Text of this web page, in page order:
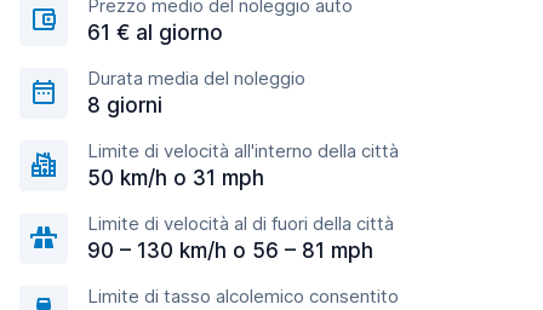
Prezzo medio del noleggio auto
61 € al giorno
Durata media del noleggio
8 giorni
Limite di velocità all'interno della città
50 km/h o 31 mph
Limite di velocità al di fuori della città
90 – 130 km/h o 56 – 81 mph
Limite di tasso alcolemico consentito